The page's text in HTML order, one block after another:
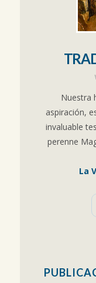
Nuestra
aspiración,
invaluable
perenne
La